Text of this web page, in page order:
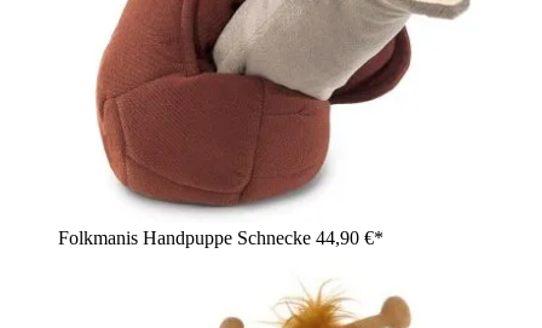
Folkmanis Handpuppe Schnecke 44,90 €*